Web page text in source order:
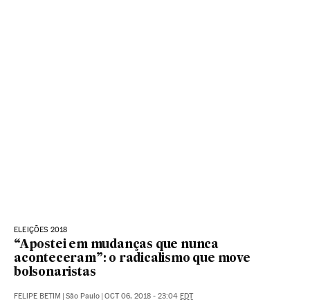
ELEIÇÕES 2018
“Apostei em mudanças que nunca
aconteceram”: o radicalismo que move
bolsonaristas
FELIPE BETIM São Paulo OCT 06, 2018 - 23:04 EDT